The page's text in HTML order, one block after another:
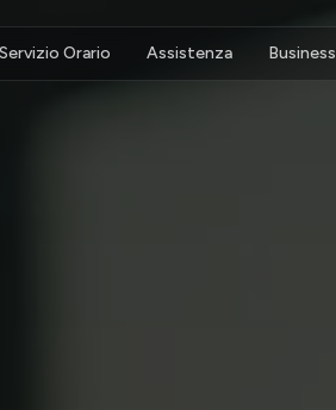
Servizio Orario Assistenza Business